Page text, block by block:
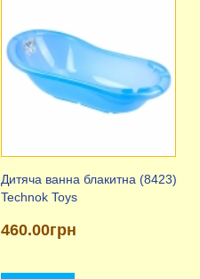
Дитяча ванна блакитна (8423)
Technok Toys
460.00грн